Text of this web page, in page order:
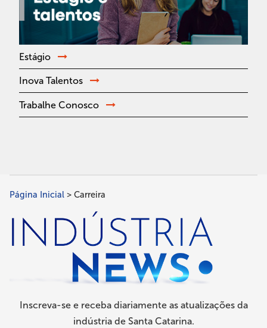
Estágio
Inova Talentos
Trabalhe Conosco
Trilha
de
navegação
Página Inicial Carreira
Inscreva-se e receba diariamente as atualizações da
indústria de Santa Catarina.